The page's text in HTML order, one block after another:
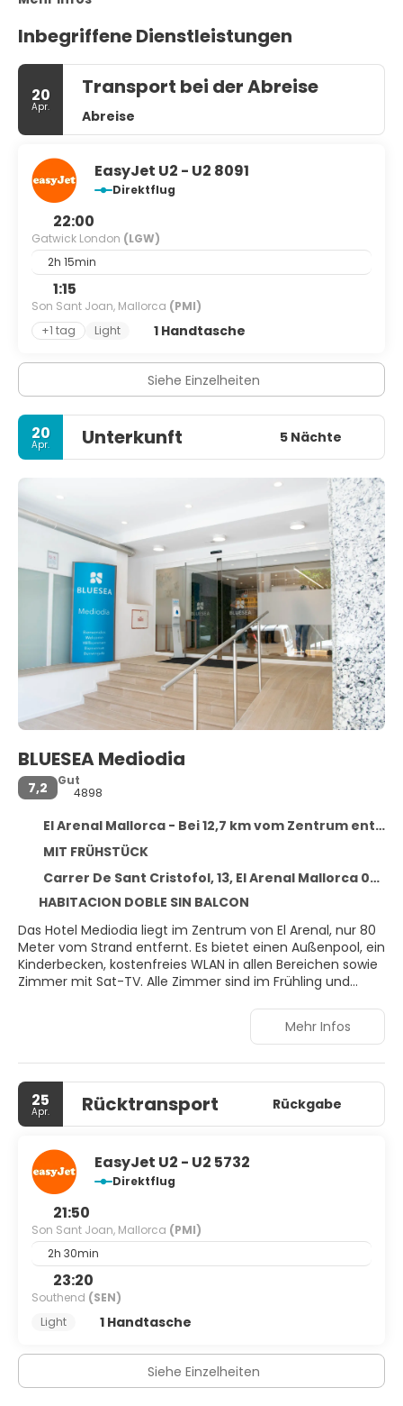
Inbegriffene Dienstleistungen
20
Apr.
Transport bei der Abreise
Abreise
EasyJet U2 - U2 8091
Direktflug
22:00
Gatwick London (LGW)
2h 15min
1:15
Son Sant Joan, Mallorca (PMI)
+1 tag
Light 1 Handtasche
Siehe Einzelheiten
20
Apr. Unterkunft 5 Nächte
BLUESEA Mediodia
7,2
Gut
4898
El Arenal Mallorca - Bei 12,7 km vom Zentrum entfernt
MIT FRÜHSTÜCK
Carrer De Sant Cristofol, 13, El Arenal Mallorca 07600
HABITACION DOBLE SIN BALCON
Das Hotel Mediodia liegt im Zentrum von El Arenal, nur 80
Meter vom Strand entfernt. Es bietet einen Außenpool, ein
Kinderbecken, kostenfreies WLAN in allen Bereichen sowie
Zimmer mit Sat-TV. Alle Zimmer sind im Frühling und
beheizt. Jedes Zimmer verfügt über ein eigenes Bad mit
Haartrockner. Das Buffetrestaurant des Mediodia serviert
Frühstück und internationale Küche zum Abendessen. Die
Gäste können auch die Lounge-Bar, den TV-Raum und
das Spielzimmer nutzen. Das lebhafte Zentrum von El
Arenal mit seinen zahlreichen Geschäften, Bars und
Restaurants ist nur 5 Gehminuten vom Hotel entfernt. Der
während Palma und sein Flughafen eine 15-minütige Fahrt
vom Mediodia entfernt sind.
Mehr Infos
25
Apr. Rücktransport Rückgabe
EasyJet U2 - U2 5732
Direktflug
21:50
Son Sant Joan, Mallorca (PMI)
2h 30min
23:20
Southend (SEN)
Light
1 Handtasche
Siehe Einzelheiten